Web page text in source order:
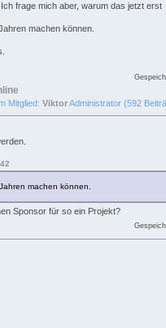
frage mich aber, warum das jetzt erst
machen können.
Mitglied: ViktorAdministrator (592
machen können.
Sponsor für so ein Projekt?